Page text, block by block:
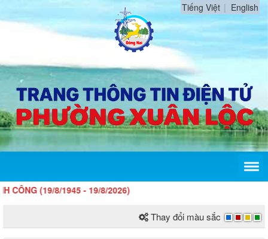
Tiếng Việt English
(19/8/1945 - 19/8/2026)
Thay đổi màu sắc